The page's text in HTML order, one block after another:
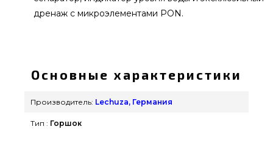
дренаж с микроэлементами PON.
Германия по актуальной цене всего 6 749 грн. в
каталоге грилей grillpoint.com.ua Взгляните и
купите также Вазоны и горшки для цветов в
прямо сейчас нашим консультантам на номер
Основные характеристики
Производитель: Lechuza, Германия
Тип : Горшок